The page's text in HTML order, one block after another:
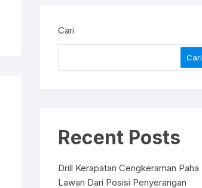
Cari
Cari
Recent Posts
Drill Kerapatan Cengkeraman Paha
Lawan Dari Posisi Penyerangan